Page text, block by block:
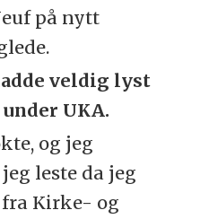
på nytt
veldig lyst
UKA.
og jeg
leste da jeg
fra Kirke- og